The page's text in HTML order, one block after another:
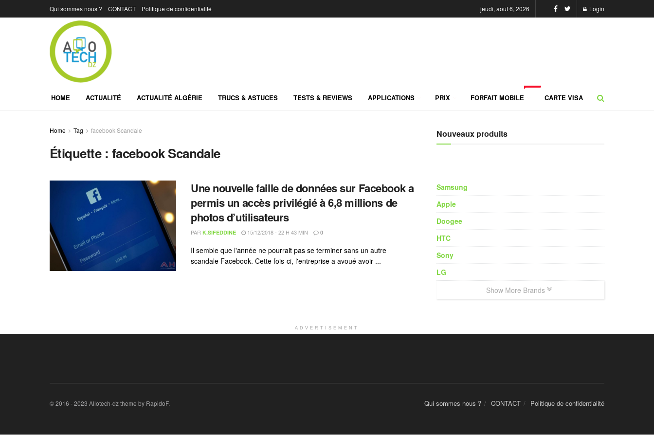
Qui sommes nous ? CONTACT Politique de confidentialité jeudi, août 6, 2026 Login
HOME ACTUALITÉ ACTUALITÉ ALGÉRIE TRUCS & ASTUCES TESTS & REVIEWS APPLICATIONS PRIX FORFAIT MOBILE CARTE VISA
Home Tag facebook Scandale
Étiquette : facebook Scandale
Une nouvelle faille de données sur Facebook a
permis un accès privilégié à 6,8 millions de
photos d’utilisateurs
PAR K.SIFEDDINE 15/12/2018 - 22 H 43 MIN 0
Il semble que l'année ne pourrait pas se terminer sans un autre
scandale Facebook. Cette fois-ci, l'entreprise a avoué avoir ...
Nouveaux produits
Samsung
Apple
Doogee
HTC
Sony
LG
Show More Brands
ADVERTISEMENT
Qui sommes nous ? CONTACT Politique de confidentialité
© 2016 - 2023 Allotech-dz theme by RapidoF.